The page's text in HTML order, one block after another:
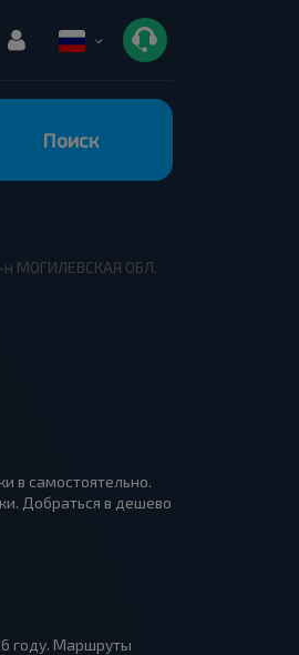
Поиск
н МОГИЛЕВСКАЯ ОБЛ.
в самостоятельно.
Добраться в дешево
году. Маршруты